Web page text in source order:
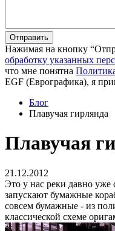
Отправить
Нажимая на кнопку
обработку указанных
что мне понятна
EGF (Еврографика), я
Блог
Плавучая гирлянда
Плавучая
21.12.2012
Это у нас реки давно
запускают бумажные
совсем бумажные - из
классической схеме